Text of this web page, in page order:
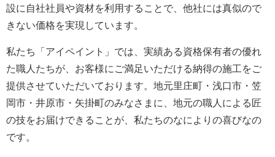
設に自社社員や資材を利用することで、他社には真似ので
きない価格を実現しています。
私たち「アイペイント」では、実績ある資格保有者の優れ
た職人たちが、お客様にご満足いただける納得の施工をご
提供させていただいております。地元里庄町・浅口市・笠
岡市・井原市・矢掛町のみなさまに、地元の職人による匠
の技をお届けできることが、私たちのなによりの喜びなの
です。